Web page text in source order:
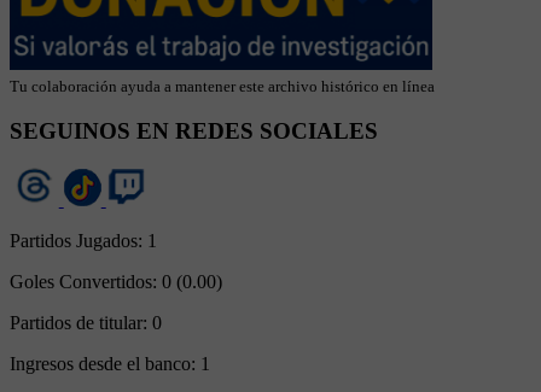
Tu colaboración ayuda a mantener este archivo histórico en línea
SEGUINOS EN REDES SOCIALES
Partidos Jugados: 1
Goles Convertidos: 0 (0.00)
Partidos de titular: 0
Ingresos desde el banco: 1